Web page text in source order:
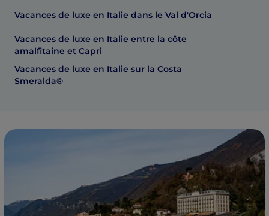
Vacances de luxe en Italie dans le Val d'Orcia
Vacances de luxe en Italie entre la côte
amalfitaine et Capri
Vacances de luxe en Italie sur la Costa
Smeralda®